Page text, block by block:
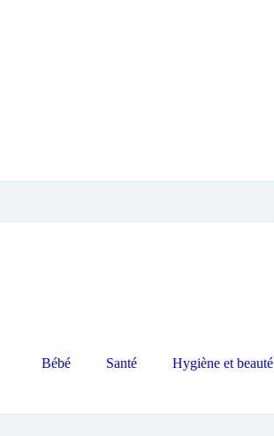
Bébé Santé Hygiène et beauté